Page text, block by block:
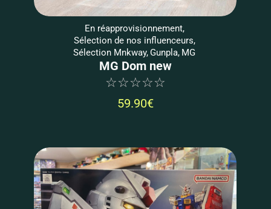
En réapprovisionnement,
Sélection de nos influenceurs,
Sélection Mnkway,Gunpla, MG
MG Dom new
☆☆☆☆☆
59.90€